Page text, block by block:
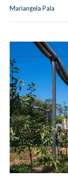
Mariangela Pala